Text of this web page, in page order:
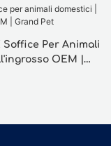
Per Animali
OEM |